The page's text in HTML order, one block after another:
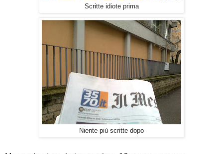
Scritte idiote prima
Niente più scritte dopo